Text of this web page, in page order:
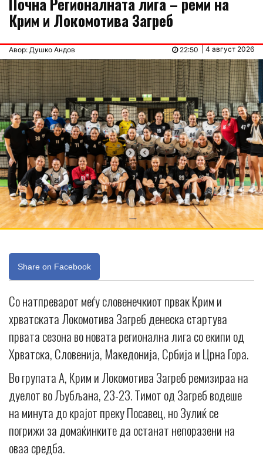
Крим и Локомотива Загреб
Авор: Душко Андов | 4 август 2026
22:50
Share on Facebook
Со натпреварот меѓу словенечкиот првак Крим и
хрватската Локомотива Загреб денеска стартува
првата сезона во новата регионална лига со екипи од
Хрватска, Словенија, Македонија, Србија и Црна Гора.
Во групата А, Крим и Локомотива Загреб ремизираа на
дуелот во Љубљана, 23-23. Тимот од Загреб водеше
на минута до крајот преку Посавец, но Зулиќ се
погрижи за домаќинките да останат непоразени на
оваа средба.